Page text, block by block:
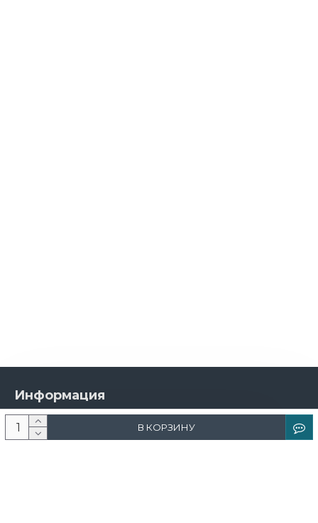
В КОРЗИНУ
Информация
О компании
Новости и акции